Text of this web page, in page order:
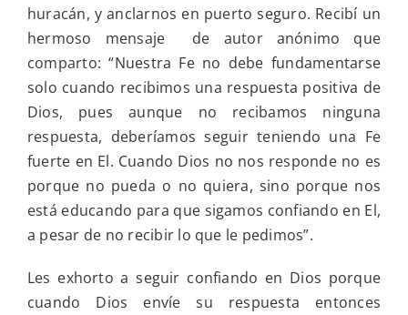
huracán, y anclarnos en puerto seguro. Recibí un
hermoso mensaje de autor anónimo que
comparto: “Nuestra Fe no debe fundamentarse
solo cuando recibimos una respuesta positiva de
Dios, pues aunque no recibamos ninguna
respuesta, deberíamos seguir teniendo una Fe
fuerte en El. Cuando Dios no nos responde no es
porque no pueda o no quiera, sino porque nos
está educando para que sigamos confiando en El,
a pesar de no recibir lo que le pedimos”.
Les exhorto a seguir confiando en Dios porque
cuando Dios envíe su respuesta entonces